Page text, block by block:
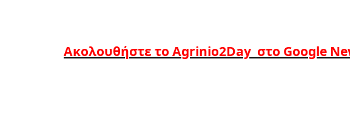
Ακολουθήστε το Agrinio2Day στο Google